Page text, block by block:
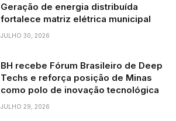
Geração de energia distribuída
fortalece matriz elétrica municipal
JULHO 30, 2026
BH recebe Fórum Brasileiro de Deep
Techs e reforça posição de Minas
como polo de inovação tecnológica
JULHO 29, 2026